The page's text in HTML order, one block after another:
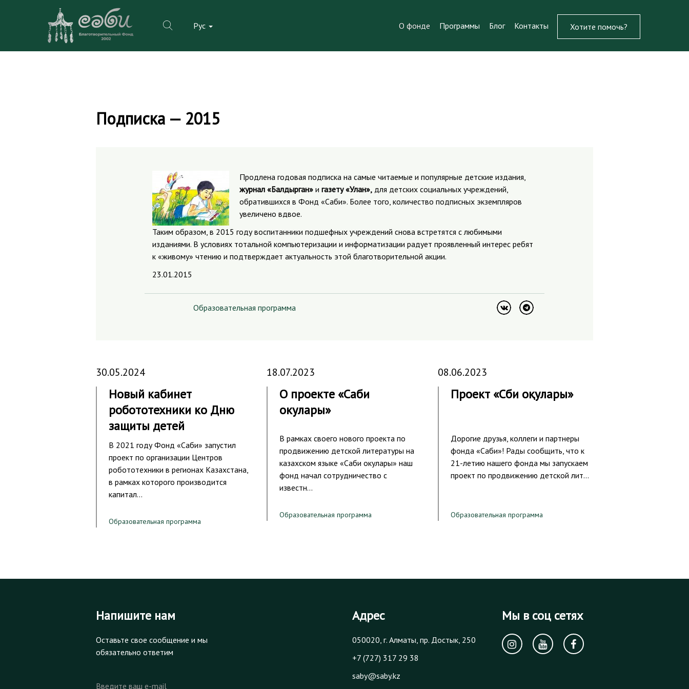
Рус О фонде Программы Блог Контакты Хотите помочь?
Подписка — 2015
Продлена годовая подписка на самые читаемые и популярные детские издания,
журнал «Балдырган» и газету «Улан», для детских социальных учреждений,
обратившихся в Фонд «Саби». Более того, количество подписных экземпляров
увеличено вдвое.
Таким образом, в 2015 году воспитанники подшефных учреждений снова встретятся с любимыми
изданиями. В условиях тотальной компьютеризации и информатизации радует проявленный интерес ребят
к «живому» чтению и подтверждает актуальность этой благотворительной акции.
23.01.2015
Образовательная программа
30.05.2024
Новый кабинет
робототехники ко Дню
защиты детей
В 2021 году Фонд «Саби» запустил
проект по организации Центров
робототехники в регионах Казахстана,
в рамках которого производится
капитал…
Образовательная программа
18.07.2023
О проекте «Саби
окулары»
В рамках своего нового проекта по
продвижению детской литературы на
казахском языке «Саби окулары» наш
фонд начал сотрудничество с
известн…
Образовательная программа
08.06.2023
Проект «Сәби оқулары»
Дорогие друзья, коллеги и партнеры
фонда «Саби»! Рады сообщить, что к
21-летию нашего фонда мы запускаем
проект по продвижению детской лит…
Образовательная программа
Напишите нам
Оставьте свое сообщение и мы
обязательно ответим
Введите ваш e-mail
Адрес
050020, г. Алматы, пр. Достык, 250
+7 (727) 317 29 38
saby@saby.kz
Мы в соц сетях